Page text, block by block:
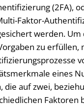
(2FA),
Faktor-
werden.
zu erfüllen,
eines
die auf zwei,
Faktoren